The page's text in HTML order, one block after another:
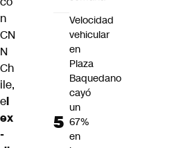
n
CN
N
Ch
ile,
el
ex
-
Velocidad
vehicular
en
Plaza
Baquedano
cayó
un
67%
en